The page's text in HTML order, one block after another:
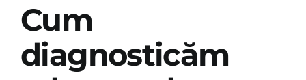
Cum
diagnosticăm